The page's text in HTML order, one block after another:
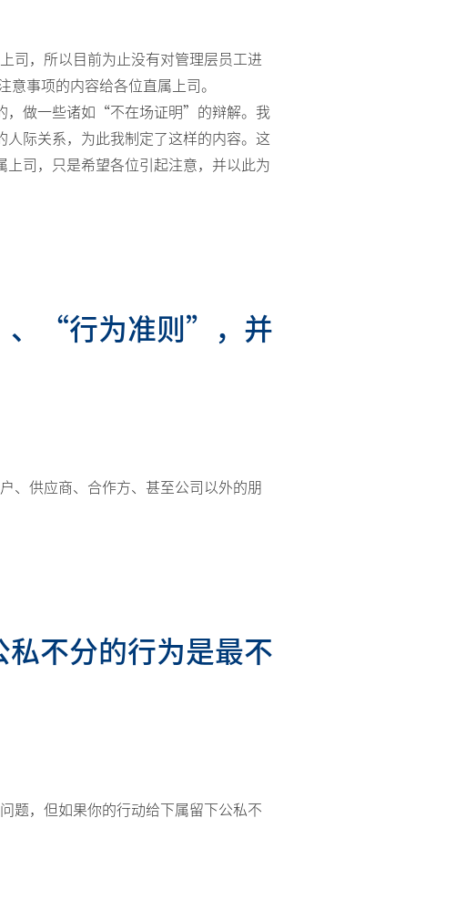
司，所以目前为止没有对管理层员工进
事项的内容给各位直属上司。
，做一些诸如“不在场证明”的辩解。我
际关系，为此我制定了这样的内容。这
司，只是希望各位引起注意，并以此为
“行为准则”，并
、供应商、合作方、甚至公司以外的朋
不分的行为是最不
题，但如果你的行动给下属留下公私不